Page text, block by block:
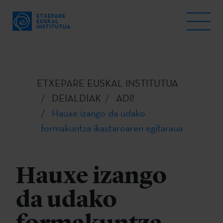
ETXEPARE EUSKAL INSTITUTUA
DEIALDIAK
ADI!
Hauxe izango da udako
formakuntza ikastaroaren egitaraua
Hauxe izango
da udako